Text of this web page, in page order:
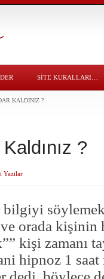
SITE KURALLARI…
KALDINIZ ?
?
Yazilar
orada kişinin
kişi zamanı
hipnoz 1